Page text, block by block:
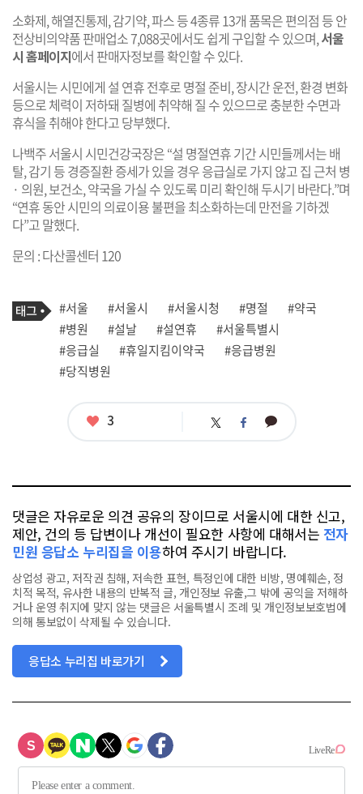
소화제, 해열진통제, 감기약, 파스 등 4종류 13개 품목은 편의점 등 안
전상비의약품 판매업소 7,088곳에서도 쉽게 구입할 수 있으며,서울
시 홈페이지에서 판매자정보를 확인할 수 있다.
서울시는 시민에게 설 연휴 전후로 명절 준비, 장시간 운전, 환경 변화
등으로 체력이 저하돼 질병에 취약해 질 수 있으므로 충분한 수면과
휴식을 취해야 한다고 당부했다.
나백주 서울시 시민건강국장은 “설 명절연휴 기간 시민들께서는 배
탈, 감기 등 경증질환 증세가 있을 경우 응급실로 가지 않고 집 근처 병
· 의원, 보건소, 약국을 가실 수 있도록 미리 확인해 두시기 바란다.”며
“연휴 동안 시민의 의료이용 불편을 최소화하는데 만전을 기하겠
다”고 말했다.
문의 : 다산콜센터 120
기
사
관
련
태
그
태
그
#서울 #서울시 #서울시청 #명절
#약국
#병원
#설날 #설연휴
#서울특별시
#응급실
#휴일지킴이약국
#응급병원
#당직병원
좋
3 트 페 카
댓글은 자유로운 의견 공유의 장이므로 서울시에 대한 신고,
제안, 건의 등 답변이나 개선이 필요한 사항에 대해서는 전자
민원 응답소 누리집을 이용하여 주시기 바랍니다.
상업성 광고, 저작권 침해, 저속한 표현, 특정인에 대한 비방, 명예훼손, 정
치적 목적, 유사한 내용의 반복적 글, 개인정보 유출,그 밖에 공익을 저해하
거나 운영 취지에 맞지 않는 댓글은 서울특별시 조례 및 개인정보보호법에
의해 통보없이 삭제될 수 있습니다.
응답소 누리집 바로가기